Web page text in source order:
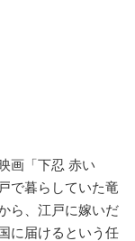
画「下忍 赤い
で暮らしていた竜
ら、江戸に嫁いだ
に届けるという任